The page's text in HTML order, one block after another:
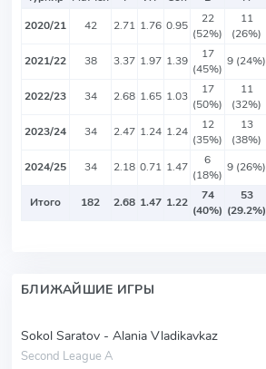
2020/21
42 2.71 1.76 0.95
22
(52%)
11
(26%)
2021/22 38 3.37 1.97 1.39
17
(45%)
9 (24%)
2022/23 34 2.68 1.65 1.03
17
(50%)
11
(32%)
2023/24 34 2.47 1.24 1.24
12
(35%)
13
(38%)
2024/25 34 2.18 0.71 1.47
6
(18%)
9 (26%)
Итого
182 2.68 1.47 1.22
74
(40%)
53
(29.2%)
БЛИЖАЙШИЕ ИГРЫ
Sokol Saratov - Alania Vladikavkaz
Second League A